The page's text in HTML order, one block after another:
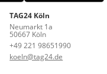
TAG24 Köln
Neumarkt 1a
50667 Köln
+49 221 98651990
koeln@tag24.de